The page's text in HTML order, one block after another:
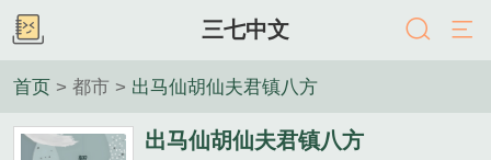
三七中文
首页 > 都市 > 出马仙胡仙夫君镇八方
出马仙胡仙夫君镇八方